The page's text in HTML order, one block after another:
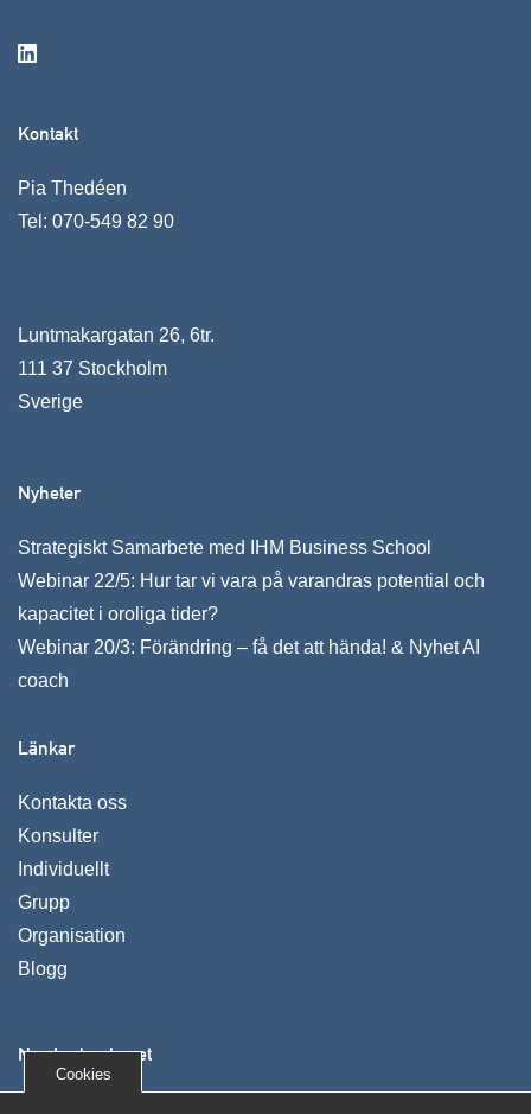
Kontakt
Pia Thedéen
Tel: 070-549 82 90
Luntmakargatan 26, 6tr.
111 37 Stockholm
Sverige
Nyheter
Strategiskt Samarbete med IHM Business School
Webinar 22/5: Hur tar vi vara på varandras potential och
kapacitet i oroliga tider?
Webinar 20/3: Förändring – få det att hända! & Nyhet AI
coach
Länkar
Kontakta oss
Konsulter
Individuellt
Grupp
Organisation
Blogg
Nya Ledarskapet
Cookies